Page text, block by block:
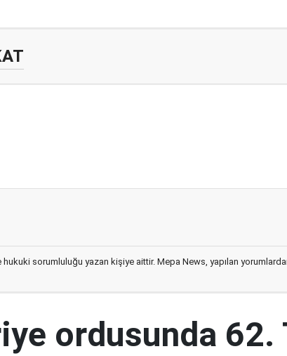
hukuki sorumluluğu yazan kişiye aittir. Mepa News, yapılan
ordusunda 62.